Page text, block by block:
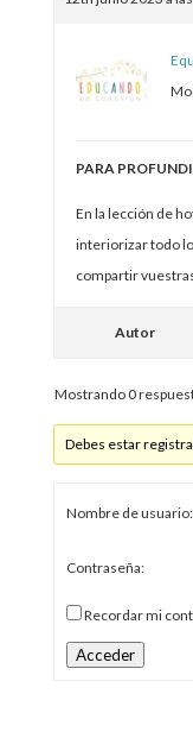
PARA
En la lección de
interiorizar todo
compartir
Autor
Mostrando 0
Debes estar
Nombre de usuario:
Contraseña:
Recordar mi
Acceder